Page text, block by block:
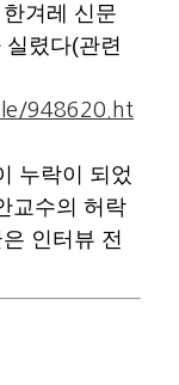
겨레 신문
렸다(관련
948620.ht
누락이 되었
교수의 허락
인터뷰 전